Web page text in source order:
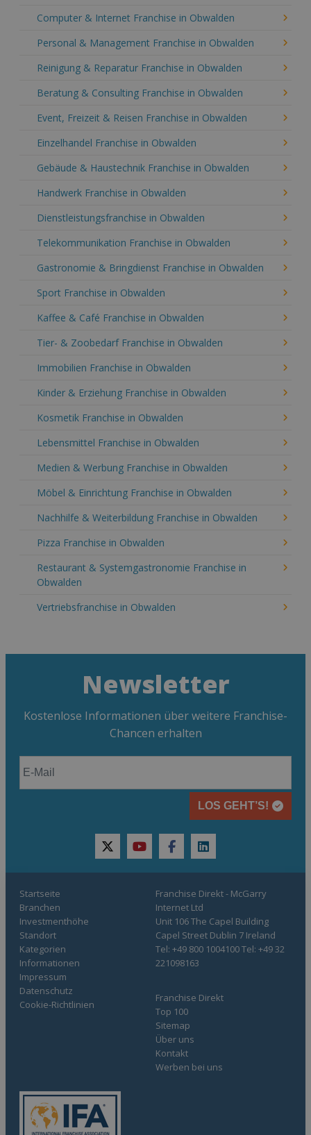
Computer & Internet Franchise in Obwalden
Personal & Management Franchise in Obwalden
Reinigung & Reparatur Franchise in Obwalden
Beratung & Consulting Franchise in Obwalden
Event, Freizeit & Reisen Franchise in Obwalden
Einzelhandel Franchise in Obwalden
Gebäude & Haustechnik Franchise in Obwalden
Handwerk Franchise in Obwalden
Dienstleistungsfranchise in Obwalden
Telekommunikation Franchise in Obwalden
Gastronomie & Bringdienst Franchise in Obwalden
Sport Franchise in Obwalden
Kaffee & Café Franchise in Obwalden
Tier- & Zoobedarf Franchise in Obwalden
Immobilien Franchise in Obwalden
Kinder & Erziehung Franchise in Obwalden
Kosmetik Franchise in Obwalden
Lebensmittel Franchise in Obwalden
Medien & Werbung Franchise in Obwalden
Möbel & Einrichtung Franchise in Obwalden
Nachhilfe & Weiterbildung Franchise in Obwalden
Pizza Franchise in Obwalden
Restaurant & Systemgastronomie Franchise in
Obwalden
Vertriebsfranchise in Obwalden
Newsletter
Kostenlose Informationen über weitere Franchise-
Chancen erhalten
LOS GEHT’S!
twitteryoutubefacebooklinkedin
Startseite
Branchen
Investmenthöhe
Standort
Kategorien
Informationen
Franchise Direkt
Top 100
Sitemap
Über uns
Kontakt
Werben bei uns
Impressum
Datenschutz
Cookie-Richtlinien
Franchise Direkt - McGarry
Internet Ltd
Unit 106 The Capel Building
Capel Street Dublin 7 Ireland
Tel: +49 800 1004100 Tel: +49 32
221098163